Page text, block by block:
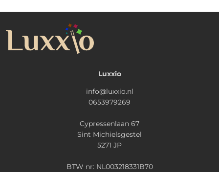
Luxxio
info@luxxio.nl
0653979269
Cypressenlaan 67
Sint Michielsgestel
5271 JP
BTW nr: NL003218331B70